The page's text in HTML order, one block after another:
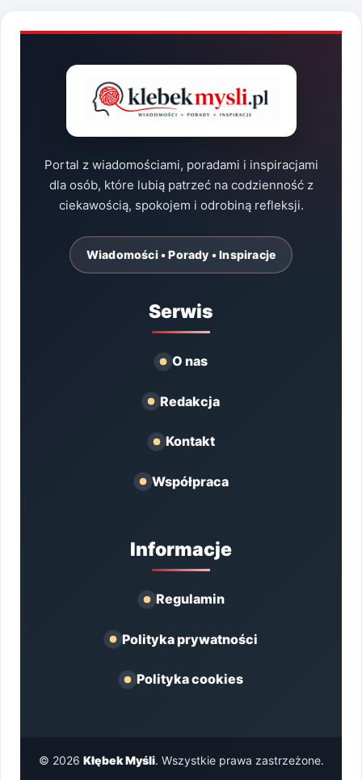
Portal z wiadomościami, poradami i inspiracjami
dla osób, które lubią patrzeć na codzienność z
ciekawością, spokojem i odrobiną refleksji.
Wiadomości • Porady • Inspiracje
Serwis
O nas
Redakcja
Kontakt
Współpraca
Informacje
Regulamin
Polityka prywatności
Polityka cookies
© 2026 Kłębek Myśli. Wszystkie prawa zastrzeżone.